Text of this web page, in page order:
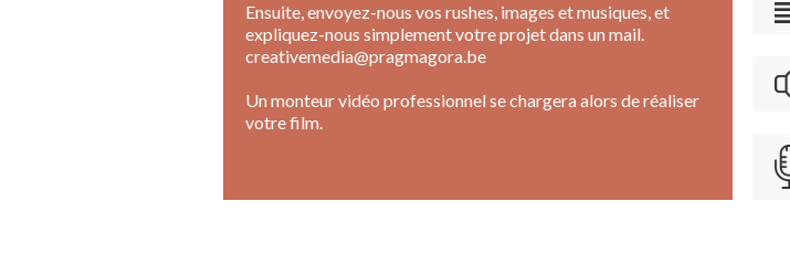
Ensuite, envoyez-nous vos rushes, images et musiques, et
expliquez-nous simplement votre projet dans un mail.
creativemedia@pragmagora.be
Un monteur vidéo professionnel se chargera alors de réaliser
votre film.